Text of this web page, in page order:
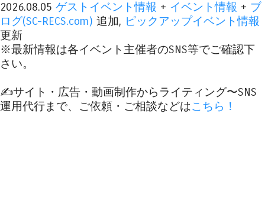
2026.08.05 ゲストイベント情報 + イベント情報 + ブ
ログ(SC-RECS.com) 追加, ピックアップイベント情報
更新
※最新情報は各イベント主催者のSNS等でご確認下
さい。
✍️サイト・広告・動画制作からライティング〜SNS
運用代行まで、ご依頼・ご相談などはこちら！